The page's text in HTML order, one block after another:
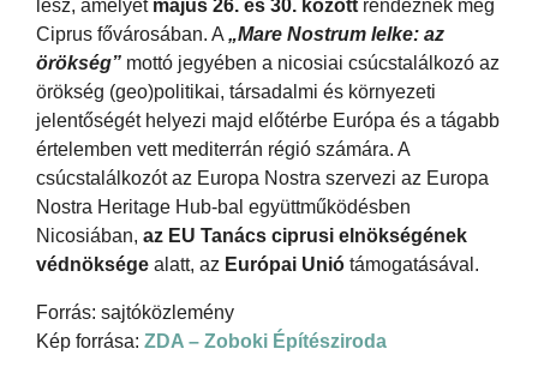
lesz, amelyet május 26. és 30. között rendeznek meg
Ciprus fővárosában. A „Mare Nostrum lelke: az
örökség” mottó jegyében a nicosiai csúcstalálkozó az
örökség (geo)politikai, társadalmi és környezeti
jelentőségét helyezi majd előtérbe Európa és a tágabb
értelemben vett mediterrán régió számára. A
csúcstalálkozót az Europa Nostra szervezi az Europa
Nostra Heritage Hub-bal együttműködésben
Nicosiában, az EU Tanács ciprusi elnökségének
védnöksége alatt, az Európai Unió támogatásával.
Forrás: sajtóközlemény
Kép forrása: ZDA – Zoboki Építésziroda